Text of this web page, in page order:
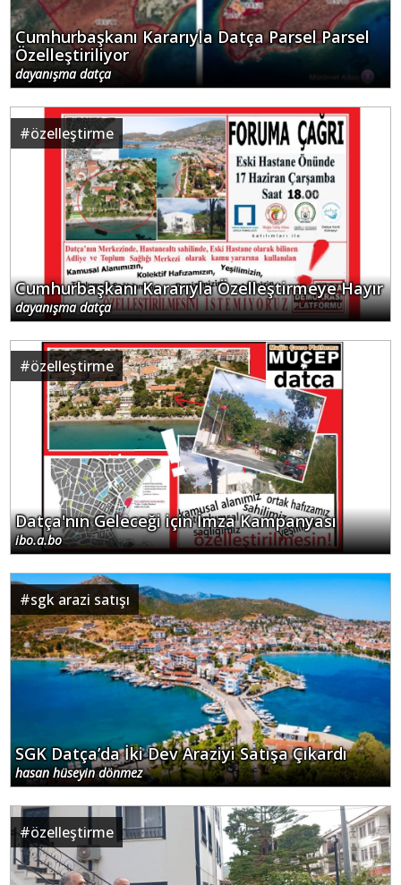
Cumhurbaşkanı Kararıyla Datça Parsel Parsel
Özelleştiriliyor
dayanışma datça
#özelleştirme
Cumhurbaşkanı Kararıyla Özelleştirmeye Hayır
dayanışma datça
#özelleştirme
Datça'nın Geleceği için İmza Kampanyası
ibo.a.bo
#sgk arazi satışı
SGK Datça’da İki Dev Araziyi Satışa Çıkardı
hasan hüseyin dönmez
#özelleştirme